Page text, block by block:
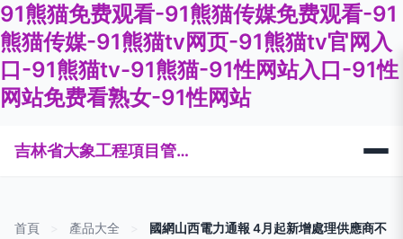
91熊猫免费观看-91熊猫传媒免费观看-91
熊猫传媒-91熊猫tv网页-91熊猫tv官网入
口-91熊猫tv-91熊猫-91性网站入口-91性
网站免费看熟女-91性网站
吉林省大象工程項目管理有限公司
首頁 產品大全
國網山西電力通報 4月起新增處理供應商不